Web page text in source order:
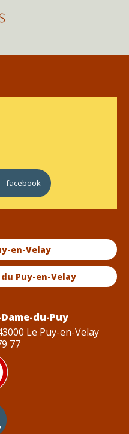
facebook
en-Velay
Puy-en-Velay
du-Puy
Le Puy-en-Velay
77